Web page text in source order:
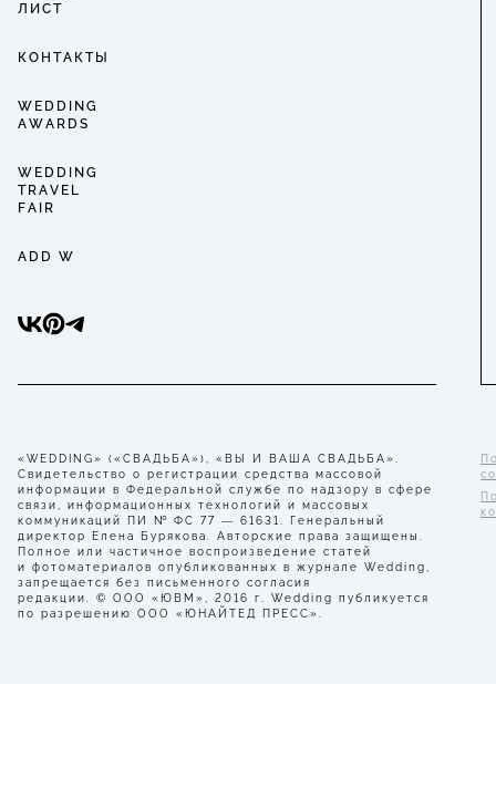
ЛИСТ
КОНТАКТЫ
WEDDING
AWARDS
WEDDING
TRAVEL
FAIR
ADD W
«WEDDING» («СВАДЬБА»), «ВЫ И ВАША СВАДЬБА».
Свидетельство о регистрации средства массовой
информации в Федеральной службе по надзору в сфере
связи, информационных технологий и массовых
коммуникаций ПИ № ФС 77 — 61631. Генеральный
директор Елена Бурякова. Авторские права защищены.
Полное или частичное воспроизведение статей
и фотоматериалов опубликованных в журнале Wedding,
запрещается без письменного согласия
редакции. © ООО «ЮВМ», 2016 г. Wedding публикуется
по разрешению ООО «ЮНАЙТЕД ПРЕСС».